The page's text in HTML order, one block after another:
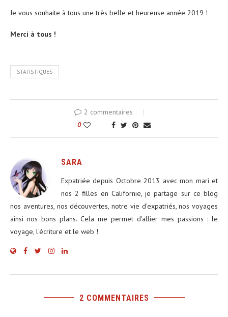
Je vous souhaite à tous une très belle et heureuse année 2019 !
Merci à tous !
STATISTIQUES
2 commentaires
0
SARA
Expatriée depuis Octobre 2013 avec mon mari et
nos 2 filles en Californie, je partage sur ce blog
nos aventures, nos découvertes, notre vie d'expatriés, nos voyages
ainsi nos bons plans. Cela me permet d'allier mes passions : le
voyage, l'écriture et le web !
2 COMMENTAIRES